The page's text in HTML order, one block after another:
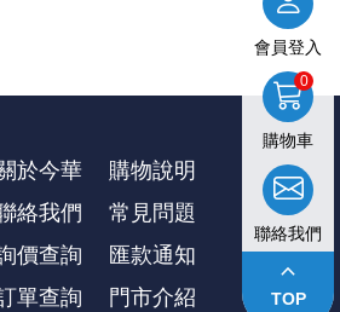
會員登入
購物車
0
聯絡我們
keyboard_arrow_up
TOP
於今華
購物說明
絡我們
常見問題
價查詢
匯款通知
單查詢
⾨市介紹